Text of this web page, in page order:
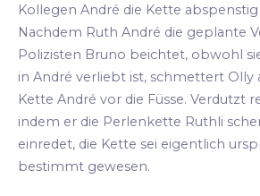
Kollegen André die Kette
Nachdem Ruth André die geplante
Polizisten Bruno beichtet, obwohl
in André verliebt ist, schmettert Olly
Kette André vor die Füsse. Verdutzt
indem er die Perlenkette Ruthli
einredet, die Kette sei eigentlich
bestimmt gewesen.